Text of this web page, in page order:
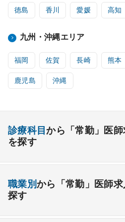
徳島 香川 愛媛 高知
九州・沖縄エリア
福岡 佐賀 長崎 熊本
鹿児島 沖縄
診療科目から「常勤」医
を探す
内科系
一般内科 呼吸器内科 消
職業別から「常勤」医師
探す